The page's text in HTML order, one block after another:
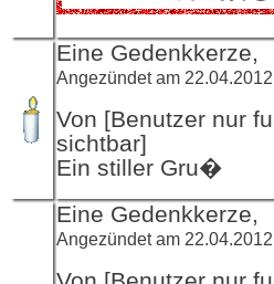
Eine Gedenkkerze,
Angezündet am
Von [Benutzer nur
sichtbar]
Ein stiller Gru�
Eine Gedenkkerze,
Angezündet am